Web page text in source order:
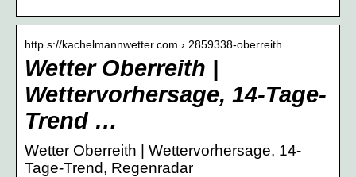
http s://kachelmannwetter.com › 2859338-oberreith
Wetter Oberreith |
Wettervorhersage, 14-Tage-
Trend …
Wetter Oberreith | Wettervorhersage, 14-
Tage-Trend, Regenradar